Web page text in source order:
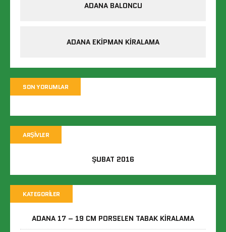
ADANA BALONCU
ADANA EKIPMAN KIRALAMA
SON YORUMLAR
ARŞIVLER
ŞUBAT 2016
KATEGORILER
ADANA 17 – 19 CM PORSELEN TABAK KIRALAMA